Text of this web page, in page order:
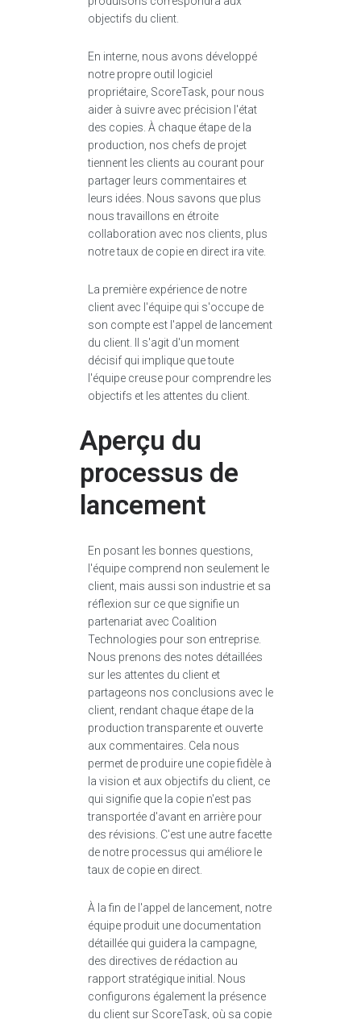
objectifs du client.
En interne, nous avons développé
notre propre outil logiciel
propriétaire, ScoreTask, pour nous
aider à suivre avec précision l'état
des copies. À chaque étape de la
production, nos chefs de projet
tiennent les clients au courant pour
partager leurs commentaires et
leurs idées. Nous savons que plus
nous travaillons en étroite
collaboration avec nos clients, plus
notre taux de copie en direct ira vite.
La première expérience de notre
client avec l'équipe qui s'occupe de
son compte est l'appel de lancement
du client. Il s'agit d'un moment
décisif qui implique que toute
l'équipe creuse pour comprendre les
objectifs et les attentes du client.
Aperçu du
processus de
lancement
En posant les bonnes questions,
l'équipe comprend non seulement le
client, mais aussi son industrie et sa
réflexion sur ce que signifie un
partenariat avec Coalition
Technologies pour son entreprise.
Nous prenons des notes détaillées
sur les attentes du client et
partageons nos conclusions avec le
client, rendant chaque étape de la
production transparente et ouverte
aux commentaires. Cela nous
permet de produire une copie fidèle à
la vision et aux objectifs du client, ce
qui signifie que la copie n'est pas
transportée d'avant en arrière pour
des révisions. C'est une autre facette
de notre processus qui améliore le
taux de copie en direct.
À la fin de l'appel de lancement, notre
équipe produit une documentation
détaillée qui guidera la campagne,
des directives de rédaction au
rapport stratégique initial. Nous
configurons également la présence
du client sur ScoreTask, où sa copie